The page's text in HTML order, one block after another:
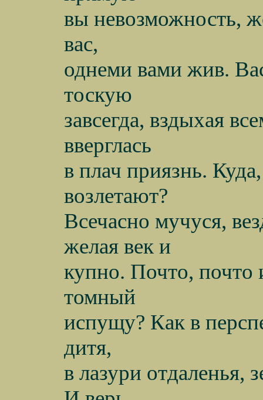
вы невозможность,
вас,
однеми вами жив.
тоскую
завсегда, вздыхая
вверглась
в плач приязнь.
возлетают?
Всечасно мучуся,
желая век и
купно. Почто,
томный
испущу? Как в
дитя,
в лазури